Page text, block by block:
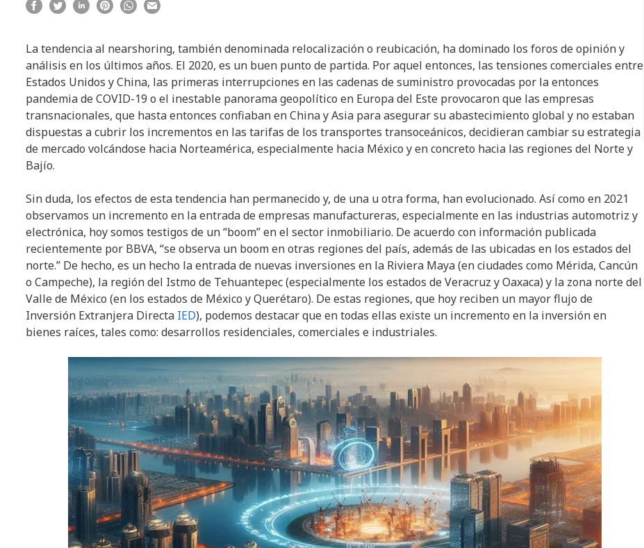
La tendencia al nearshoring, también denominada relocalización o reubicación, ha dominado los foros de opinión y
análisis en los últimos años. El 2020, es un buen punto de partida. Por aquel entonces, las tensiones comerciales entre
Estados Unidos y China, las primeras interrupciones en las cadenas de suministro provocadas por la entonces
pandemia de COVID-19 o el inestable panorama geopolítico en Europa del Este provocaron que las empresas
transnacionales, que hasta entonces confiaban en China y Asia para asegurar su abastecimiento global y no estaban
dispuestas a cubrir los incrementos en las tarifas de los transportes transoceánicos, decidieran cambiar su estrategia
de mercado volcándose hacia Norteamérica, especialmente hacia México y en concreto hacia las regiones del Norte y
Bajío.
Sin duda, los efectos de esta tendencia han permanecido y, de una u otra forma, han evolucionado. Así como en 2021
observamos un incremento en la entrada de empresas manufactureras, especialmente en las industrias automotriz y
electrónica, hoy somos testigos de un “boom” en el sector inmobiliario. De acuerdo con información publicada
recientemente por BBVA, “se observa un boom en otras regiones del país, además de las ubicadas en los estados del
norte.” De hecho, es un hecho la entrada de nuevas inversiones en la Riviera Maya (en ciudades como Mérida, Cancún
o Campeche), la región del Istmo de Tehuantepec (especialmente los estados de Veracruz y Oaxaca) y la zona norte del
Valle de México (en los estados de México y Querétaro). De estas regiones, que hoy reciben un mayor flujo de
Inversión Extranjera Directa IED), podemos destacar que en todas ellas existe un incremento en la inversión en
bienes raíces, tales como: desarrollos residenciales, comerciales e industriales.